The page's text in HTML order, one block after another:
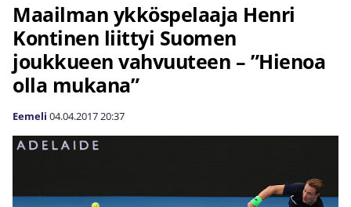
Maailman ykköspelaaja Henri
Kontinen liittyi Suomen
joukkueen vahvuuteen – ”Hienoa
olla mukana”
Eemeli 04.04.201720:37